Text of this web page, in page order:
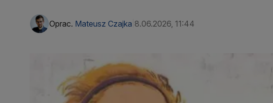
Oprac. Mateusz Czajka 8.06.2026, 11:44